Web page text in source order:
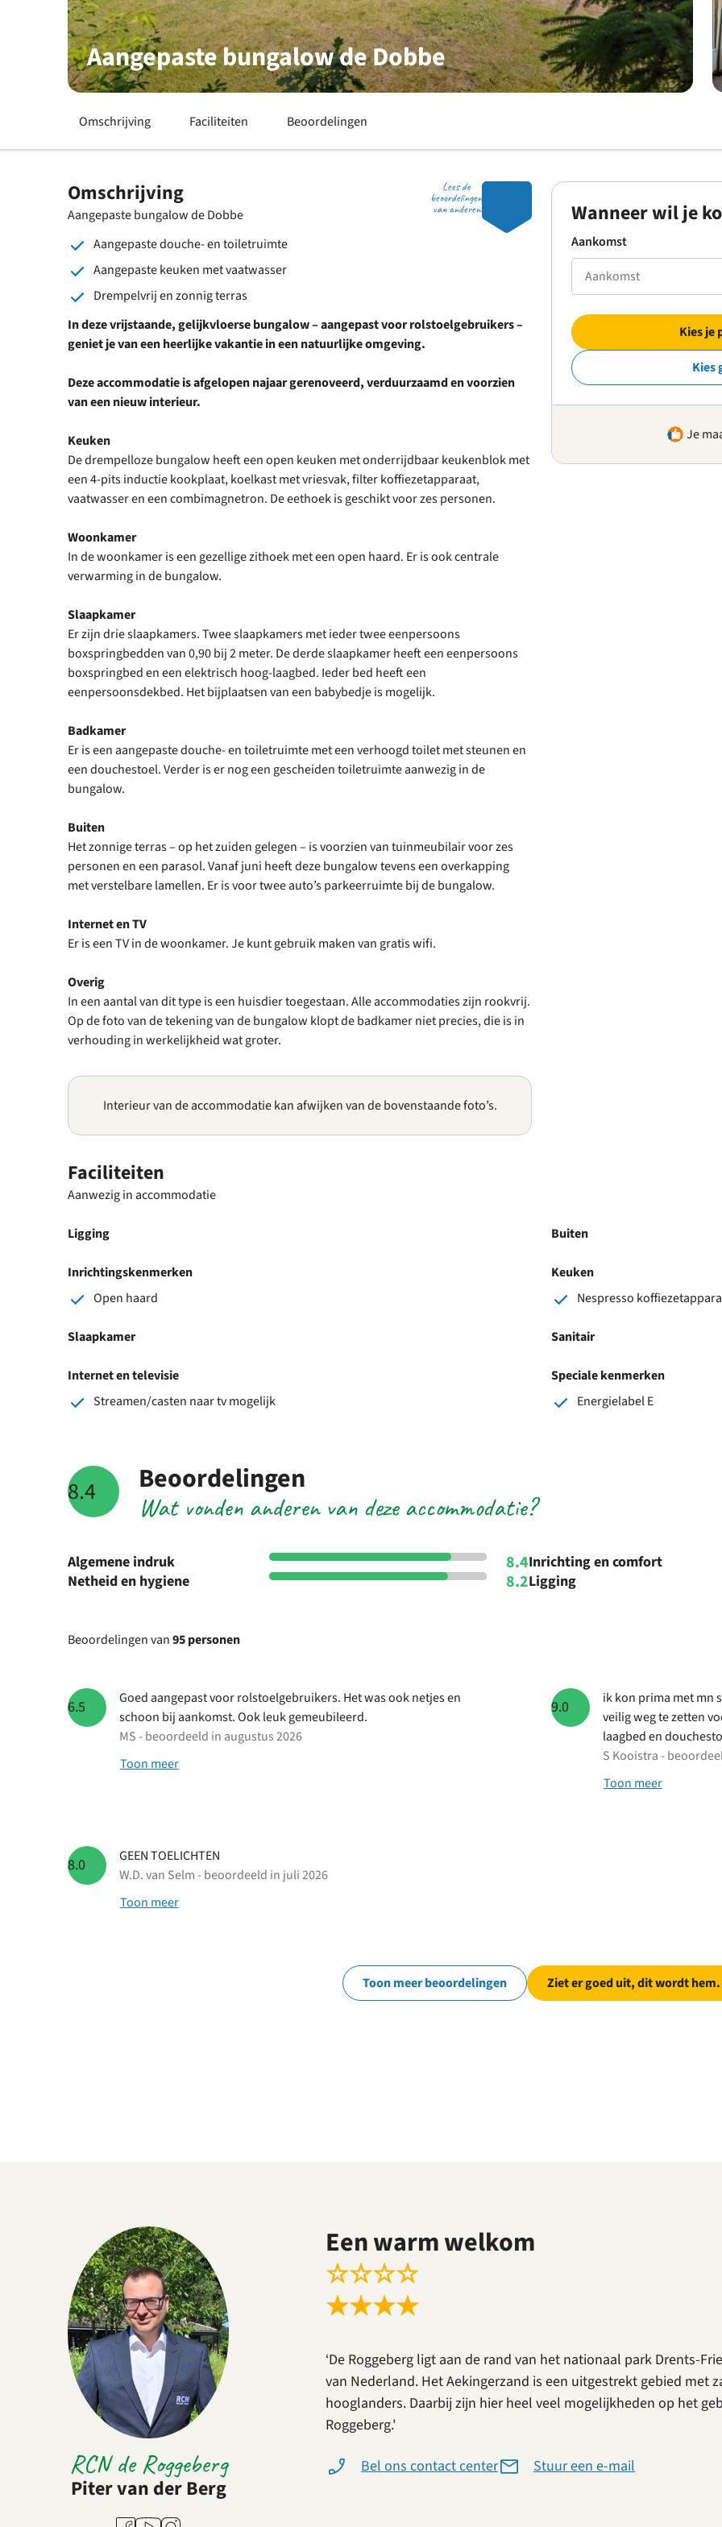
Aangepaste bungalow de Dobbe
Omschrijving Faciliteiten Beoordelingen
Lees de
beoordelingen
van anderen
Omschrijving
Aangepaste bungalow de Dobbe
Aangepaste douche- en toiletruimte
Aangepaste keuken met vaatwasser
Drempelvrij en zonnig terras
In deze vrijstaande, gelijkvloerse bungalow – aangepast voor rolstoelgebruikers –
geniet je van een heerlijke vakantie ineen natuurlijke omgeving.
Deze accommodatie is afgelopen najaar gerenoveerd, verduurzaamd en voorzien
van een nieuw interieur.
Keuken
De drempelloze bungalow heeft een open keuken met onderrijdbaar keukenblok met
een 4-pits inductie kookplaat, koelkast met vriesvak, filter koffiezetapparaat,
vaatwasser en een combimagnetron. De eethoek is geschikt voor zes personen.
Woonkamer
In de woonkamer is een gezellige zithoek met een open haard. Er is ook centrale
verwarming in de bungalow.
Slaapkamer
Er zijn drie slaapkamers. Twee slaapkamers met ieder twee eenpersoons
boxspringbedden van 0,90 bij 2 meter. De derde slaapkamer heeft een eenpersoons
boxspringbed en een elektrisch hoog-laagbed. Ieder bed heeft een
eenpersoonsdekbed. Het bijplaatsen van een babybedje is mogelijk.
Badkamer
Er is een aangepaste douche- en toiletruimte met een verhoogd toilet met steunen en
een douchestoel. Verder is er nog een gescheiden toiletruimte aanwezig in de
bungalow.
Buiten
Het zonnige terras – op het zuiden gelegen – is voorzien van tuinmeubilair voor zes
personen en een parasol. Vanaf juni heeft deze bungalow tevens een overkapping
met verstelbare lamellen. Er is voor twee auto’s parkeerruimte bij de bungalow.
Internet en TV
Er is een TV in de woonkamer. Je kunt gebruik maken van gratis wifi.
Overig
In een aantal van dit type is een huisdier toegestaan. Alle accommodaties zijn rookvrij.
Op de foto van de tekening van de bungalow klopt de badkamer niet precies, die is in
verhouding in werkelijkheid wat groter.
Interieur van de accommodatie kan afwijken van de bovenstaande foto’s.
Wanneer wil je
Aankomst
Kies je
Kies
Je
Faciliteiten
Aanwezig in accommodatie
Ligging Buiten
Inrichtingskenmerken
Open haard
Keuken
Nespresso
Slaapkamer Sanitair
Internet en televisie
Streamen/casten naar tv mogelijk
Speciale kenmerken
Energielabel E
8.4 Wat vonden anderen van deze accommodatie?
Beoordelingen
Algemene indruk 8.4Inrichting en comfort
Netheid en hygiene
8.2Ligging
Beoordelingen van95 personen
6.5
Goed aangepast voor rolstoelgebruikers. Het was ook netjes en
schoon bij aankomst. Ook leuk gemeubileerd.
MS - beoordeeld in augustus 2026
Toon meer
9.0
ik kon prima met mn
veilig weg te zetten
laagbed en
S Kooistra -
Toon meer
8.0
GEEN TOELICHTEN
W.D. van Selm - beoordeeld in juli 2026
Toon meer
Toon meer beoordelingen Ziet er goed uit, dit wordt hem.
RCN de Roggeberg
Piter van der Berg
Youtube
Een warm welkom
☆☆☆☆
★★★★
‘De Roggeberg ligt aan de rand van het nationaal park Drents-
van Nederland. Het Aekingerzand is een uitgestrekt gebied met
hooglanders. Daarbij zijn hier heel veel mogelijkheden op het
Roggeberg.'
Bel ons contact center Stuur een e-mail